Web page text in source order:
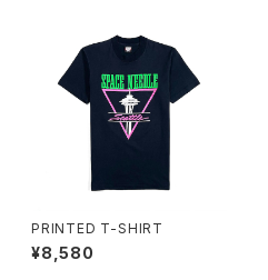
PRINTED T-SHIRT
¥8,580